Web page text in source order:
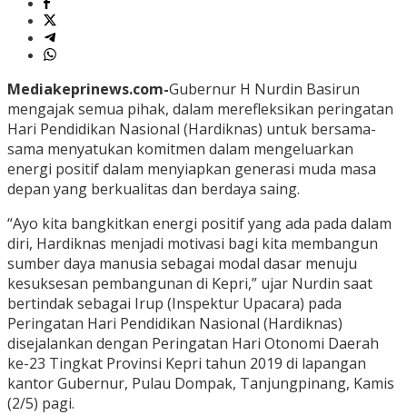
Mediakeprinews.com-Gubernur H Nurdin Basirun
mengajak semua pihak, dalam merefleksikan peringatan
Hari Pendidikan Nasional (Hardiknas) untuk bersama-
sama menyatukan komitmen dalam mengeluarkan
energi positif dalam menyiapkan generasi muda masa
depan yang berkualitas dan berdaya saing.
“Ayo kita bangkitkan energi positif yang ada pada dalam
diri, Hardiknas menjadi motivasi bagi kita membangun
sumber daya manusia sebagai modal dasar menuju
kesuksesan pembangunan di Kepri,” ujar Nurdin saat
bertindak sebagai Irup (Inspektur Upacara) pada
Peringatan Hari Pendidikan Nasional (Hardiknas)
disejalankan dengan Peringatan Hari Otonomi Daerah
ke-23 Tingkat Provinsi Kepri tahun 2019 di lapangan
kantor Gubernur, Pulau Dompak, Tanjungpinang, Kamis
(2/5) pagi.